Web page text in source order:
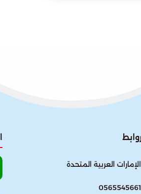
الإمارات العربية المتحدة​
0565545661